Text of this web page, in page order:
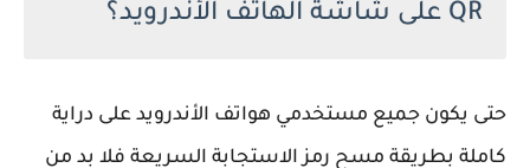
QR على شاشة الهاتف الأندرويد؟
حتى يكون جميع مستخدمي هواتف الأندرويد على دراية
كاملة بطريقة مسح رمز الاستجابة السريعة فلا بد من